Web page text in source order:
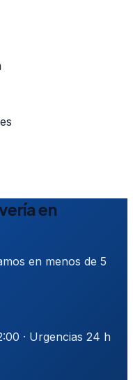
en
en menos de 5
· Urgencias 24 h